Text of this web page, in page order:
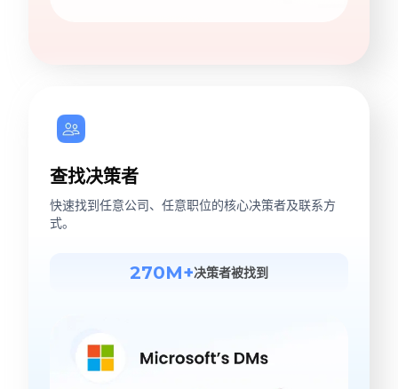
查找决策者
快速找到任意公司、任意职位的核心决策者及联系方
式。
270M+决策者被找到